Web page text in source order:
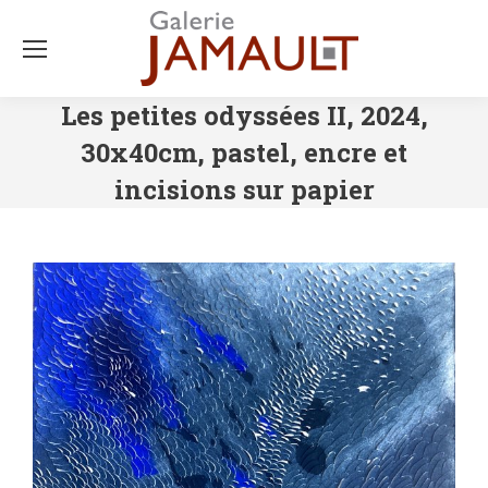
Les petites odyssées II, 2024,
30x40cm, pastel, encre et
incisions sur papier